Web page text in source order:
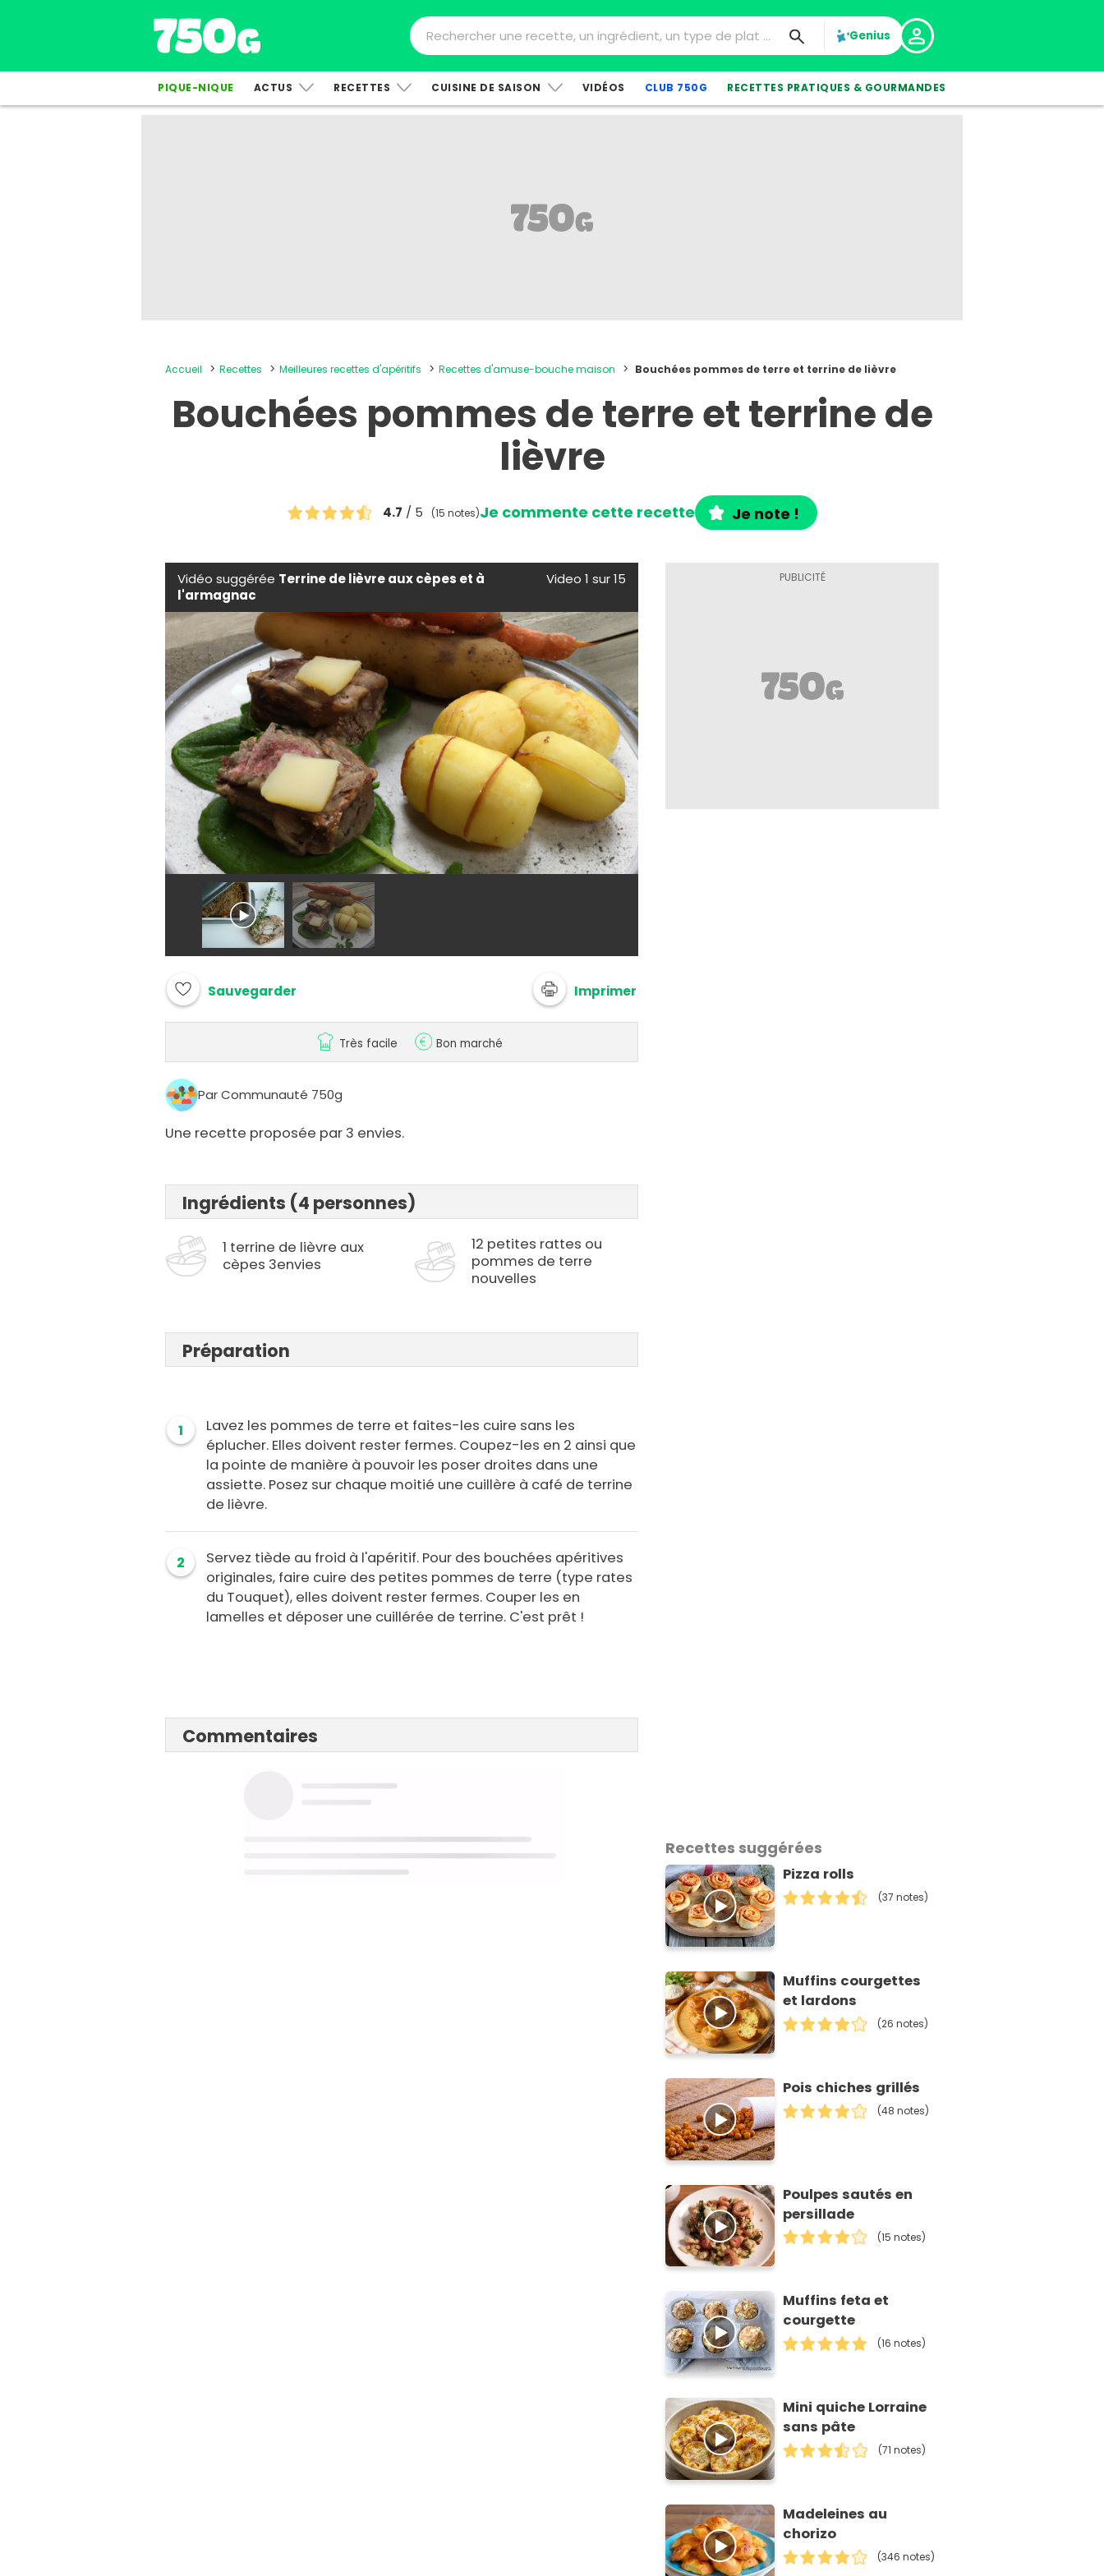
Genius
PIQUE-NIQUE ACTUS RECETTES CUISINE DE SAISON VIDÉOS CLUB 750G RECETTES PRATIQUES & GOURMANDES
Accueil Recettes Meilleures recettes d'apéritifs Recettes d'amuse-bouche maison Bouchées pommes de terre et terrine de lièvre
Bouchées pommes de terre et terrine de
lièvre
4.7 / 5 (15 notes)Je commente cette recette Je note !
Vidéo suggérée Terrine de lièvre aux cèpes et à
l'armagnac
Video 1 sur 15
Sauvegarder Imprimer
Très facile Bon marché
Par Communauté 750g
Une recette proposée par 3 envies.
Ingrédients (4 personnes)
1 terrine de lièvre aux
cèpes 3envies
12 petites rattes ou
pommes de terre
nouvelles
Préparation
1
Lavez les pommes de terre et faites-les cuire sans les
éplucher. Elles doivent rester fermes. Coupez-les en 2 ainsi que
la pointe de manière à pouvoir les poser droites dans une
assiette. Posez sur chaque moitié une cuillère à café de terrine
de lièvre.
2
Servez tiède au froid à l'apéritif. Pour des bouchées apéritives
originales, faire cuire des petites pommes de terre (type rates
du Touquet), elles doivent rester fermes. Couper les en
lamelles et déposer une cuillérée de terrine. C'est prêt !
Commentaires
Recettes suggérées
Pizza rolls
(37 notes)
Muffins courgettes
et lardons
(26 notes)
Pois chiches grillés
(48 notes)
Poulpes sautés en
persillade
(15 notes)
Muffins feta et
courgette
(16 notes)
Mini quiche Lorraine
sans pâte
(71 notes)
Madeleines au
chorizo
(346 notes)